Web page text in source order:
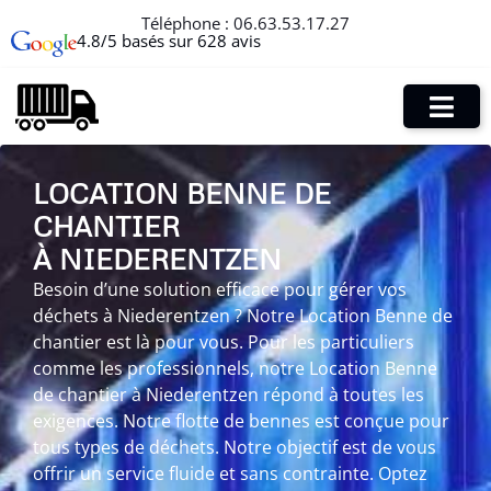
Téléphone : 06.63.53.17.27
4.8/5 basés sur 628 avis
LOCATION BENNE DE
CHANTIER
À NIEDERENTZEN
Besoin d’une solution efficace pour gérer vos
déchets à Niederentzen ? Notre Location Benne de
chantier est là pour vous. Pour les particuliers
comme les professionnels, notre Location Benne
de chantier à Niederentzen répond à toutes les
exigences. Notre flotte de bennes est conçue pour
tous types de déchets. Notre objectif est de vous
offrir un service fluide et sans contrainte. Optez